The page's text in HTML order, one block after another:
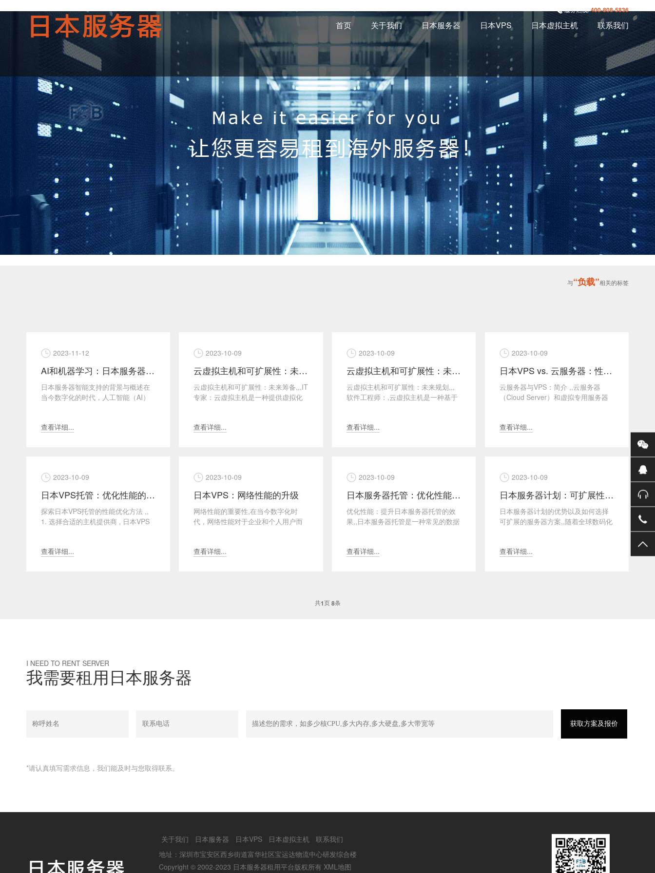
首页 关于我们 日本服务器 日本VPS 日本虚拟主机 联系我们
服务热线:400-808-5836
与“负载”相关的标签
2023-11-12
AI和机器学习：日本服务器的智能支持
日本服务器智能支持的背景与概述在
当今数字化的时代，人工智能（AI）
查看详细...
2023-10-09
云虚拟主机和可扩展性：未来筹备
云虚拟主机和可扩展性：未来筹备,,,IT
专家：云虚拟主机是一种提供虚拟化
查看详细...
2023-10-09
云虚拟主机和可扩展性：未来规划
云虚拟主机和可扩展性：未来规划,,,
软件工程师：,云虚拟主机是一种基于
查看详细...
2023-10-09
日本VPS vs. 云服务器：性能对比
云服务器与VPS：简介 ,,云服务器
（Cloud Server）和虚拟专用服务器
查看详细...
2023-10-09
日本VPS托管：优化性能的秘诀
探索日本VPS托管的性能优化方法 ,,
1. 选择合适的主机提供商 , 日本VPS
查看详细...
2023-10-09
日本VPS：网络性能的升级
网络性能的重要性,在当今数字化时
代，网络性能对于企业和个人用户而
查看详细...
2023-10-09
日本服务器托管：优化性能的秘诀
优化性能：提升日本服务器托管的效
果,,日本服务器托管是一种常见的数据
查看详细...
2023-10-09
日本服务器计划：可扩展性的选择
日本服务器计划的优势以及如何选择
可扩展的服务器方案,,随着全球数码化
查看详细...
共1页8条
I NEED TO RENT SERVER
我需要租用日本服务器
*请认真填写需求信息，我们能及时与您取得联系。
关于我们 日本服务器 日本VPS 日本虚拟主机
联系我们
地址：深圳市宝安区西乡街道富华社区宝运达物流中心研发综合楼
Copyright © 2002-2023 日本服务器租用平台版权所有 XML地图